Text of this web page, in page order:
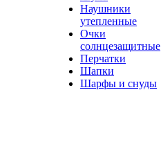
Наушники
утепленные
Очки
солнцезащитные
Перчатки
Шапки
Шарфы и снуды